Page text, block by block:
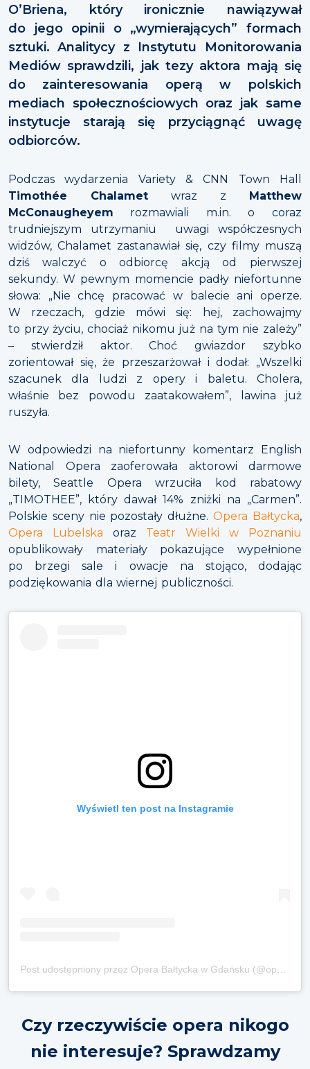
O’Briena, który ironicznie nawiązywał
do jego opinii o „wymierających” formach
sztuki. Analitycy z Instytutu Monitorowania
Mediów sprawdzili, jak tezy aktora mają się
do zainteresowania operą w polskich
mediach społecznościowych oraz jak same
instytucje starają się przyciągnąć uwagę
odbiorców.
Podczas wydarzenia Variety & CNN Town Hall
Timothée Chalamet wraz z Matthew
McConaugheyem rozmawiali m.in. o coraz
trudniejszym utrzymaniu uwagi współczesnych
widzów, Chalamet zastanawiał się, czy filmy muszą
dziś walczyć o odbiorcę akcją od pierwszej
sekundy. W pewnym momencie padły niefortunne
słowa: „Nie chcę pracować w balecie ani operze.
W rzeczach, gdzie mówi się: hej, zachowajmy
to przy życiu, chociaż nikomu już na tym nie zależy”
– stwierdził aktor. Choć gwiazdor szybko
zorientował się, że przeszarżował i dodał: „Wszelki
szacunek dla ludzi z opery i baletu. Cholera,
właśnie bez powodu zaatakowałem”, lawina już
ruszyła.
W odpowiedzi na niefortunny komentarz English
National Opera zaoferowała aktorowi darmowe
bilety, Seattle Opera wrzuciła kod rabatowy
„TIMOTHEE”, który dawał 14% zniżki na „Carmen”.
Polskie sceny nie pozostały dłużne.Opera Bałtycka,
Opera Lubelska oraz Teatr Wielki w Poznaniu
opublikowały materiały pokazujące wypełnione
po brzegi sale i owacje na stojąco, dodając
podziękowania dla wiernej publiczności.
Wyświetl ten post na Instagramie
Post udostępniony przez Opera Bałtycka w Gdańsku (@operabaltycka)
Czy rzeczywiście opera nikogo
nie interesuje? Sprawdzamy